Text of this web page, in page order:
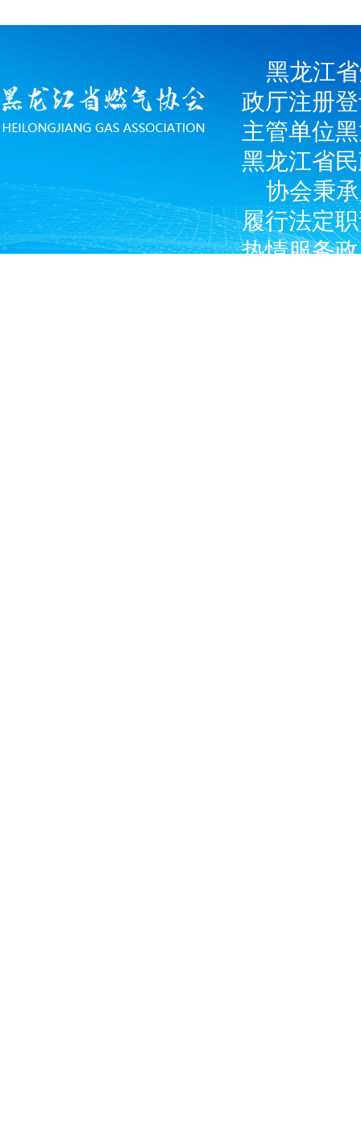
黑龙江
政厅注册
主管单位
黑龙江省
协会秉
履行法定
热情服务